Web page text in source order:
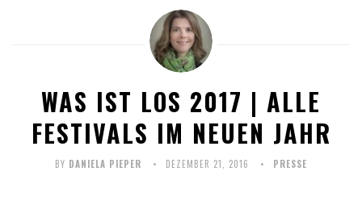
WAS IST LOS 2017 | ALLE
FESTIVALS IM NEUEN JAHR
BY DANIELA PIEPER DEZEMBER 21, 2016 PRESSE